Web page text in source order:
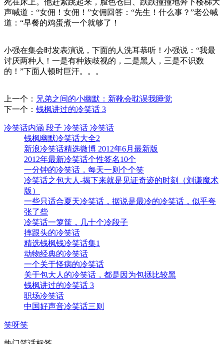
声喊道：“女佣！女佣！”女佣回答：“先生！什么事？”老公喊
道：“早餐的鸡蛋煮一个就够了！
小强在集会时发表演说，下面的人洗耳恭听！小强说：“我最
讨厌两种人！一是有种族歧视的，二是黑人，三是不识数
的！”下面人顿时巨汗。。。
上一个： 兄弟之间的小幽默：新靴会耽误我睡觉
下一个： 钱枫讲过的冷笑话 3
冷笑话内涵 段子 冷笑话 冷笑话
钱枫幽默冷笑话大全2
新浪冷笑话精选微博 2012年6月最新版
2012年最新冷笑话个性签名10个
一分钟的冷笑话，每天一则个个笑
冷笑话之包大人-揭下来就是见证奇迹的时刻（刘谦魔术
版）
一些只适合夏天冷笑话，据说是最冷的冷笑话，似乎夸
张了些
冷笑话一箩筐，几十个冷段子
摔跟头的冷笑话
精选钱枫钱冷笑话集1
动物经典的冷笑话
一个关于怪病的冷笑话
关于包大人的冷笑话，都是因为包拯比较黑
钱枫讲过的冷笑话 3
职场冷笑话
中国好声音冷笑话三则
笑呀笑